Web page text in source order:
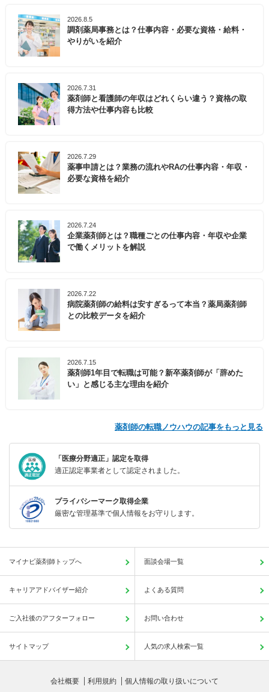
2026.8.5
調剤薬局事務とは？仕事内容・必要な資格・給料・
やりがいを紹介
2026.7.31
薬剤師と看護師の年収はどれくらい違う？資格の取
得方法や仕事内容も比較
2026.7.29
薬事申請とは？業務の流れやRAの仕事内容・年収・
必要な資格を紹介
2026.7.24
企業薬剤師とは？職種ごとの仕事内容・年収や企業
で働くメリットを解説
2026.7.22
病院薬剤師の給料は安すぎるって本当？薬局薬剤師
との比較データを紹介
2026.7.15
薬剤師1年目で転職は可能？新卒薬剤師が「辞めた
い」と感じる主な理由を紹介
薬剤師の転職ノウハウの記事をもっと見る
「医療分野適正」認定を取得
適正認定事業者として認定されました。
プライバシーマーク取得企業
厳密な管理基準で個人情報をお守りします。
マイナビ薬剤師トップへ 面談会場一覧
キャリアアドバイザー紹介 よくある質問
ご入社後のアフターフォロー お問い合わせ
サイトマップ 人気の求人検索一覧
会社概要 利用規約 個人情報の取り扱いについて